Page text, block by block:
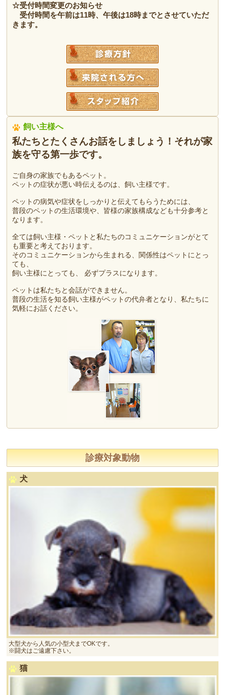
☆受付時間変更のお知らせ
受付時間を午前は11時、午後は18時までとさせていただ
きます。
飼い主様へ
私たちとたくさんお話をしましょう！それが家
族を守る第一歩です。
ご自身の家族でもあるペット。
ペットの症状が悪い時伝えるのは、飼い主様です。
ペットの病気や症状をしっかりと伝えてもらうためには、
普段のペットの生活環境や、皆様の家族構成なども十分参考と
なります。
全ては飼い主様・ペットと私たちのコミュニケーションがとて
も重要と考えております。
そのコミュニケーションから生まれる、関係性はペットにとっ
ても、
飼い主様にとっても、 必ずプラスになります。
ペットは私たちと会話ができません。
普段の生活を知る飼い主様がペットの代弁者となり、私たちに
気軽にお話ください。
診療対象動物
犬
大型犬から人気の小型犬までOKです。
※闘犬はご遠慮下さい。
猫